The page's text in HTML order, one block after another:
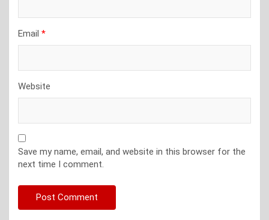
Email *
Website
Save my name, email, and website in this browser for the
next time I comment.